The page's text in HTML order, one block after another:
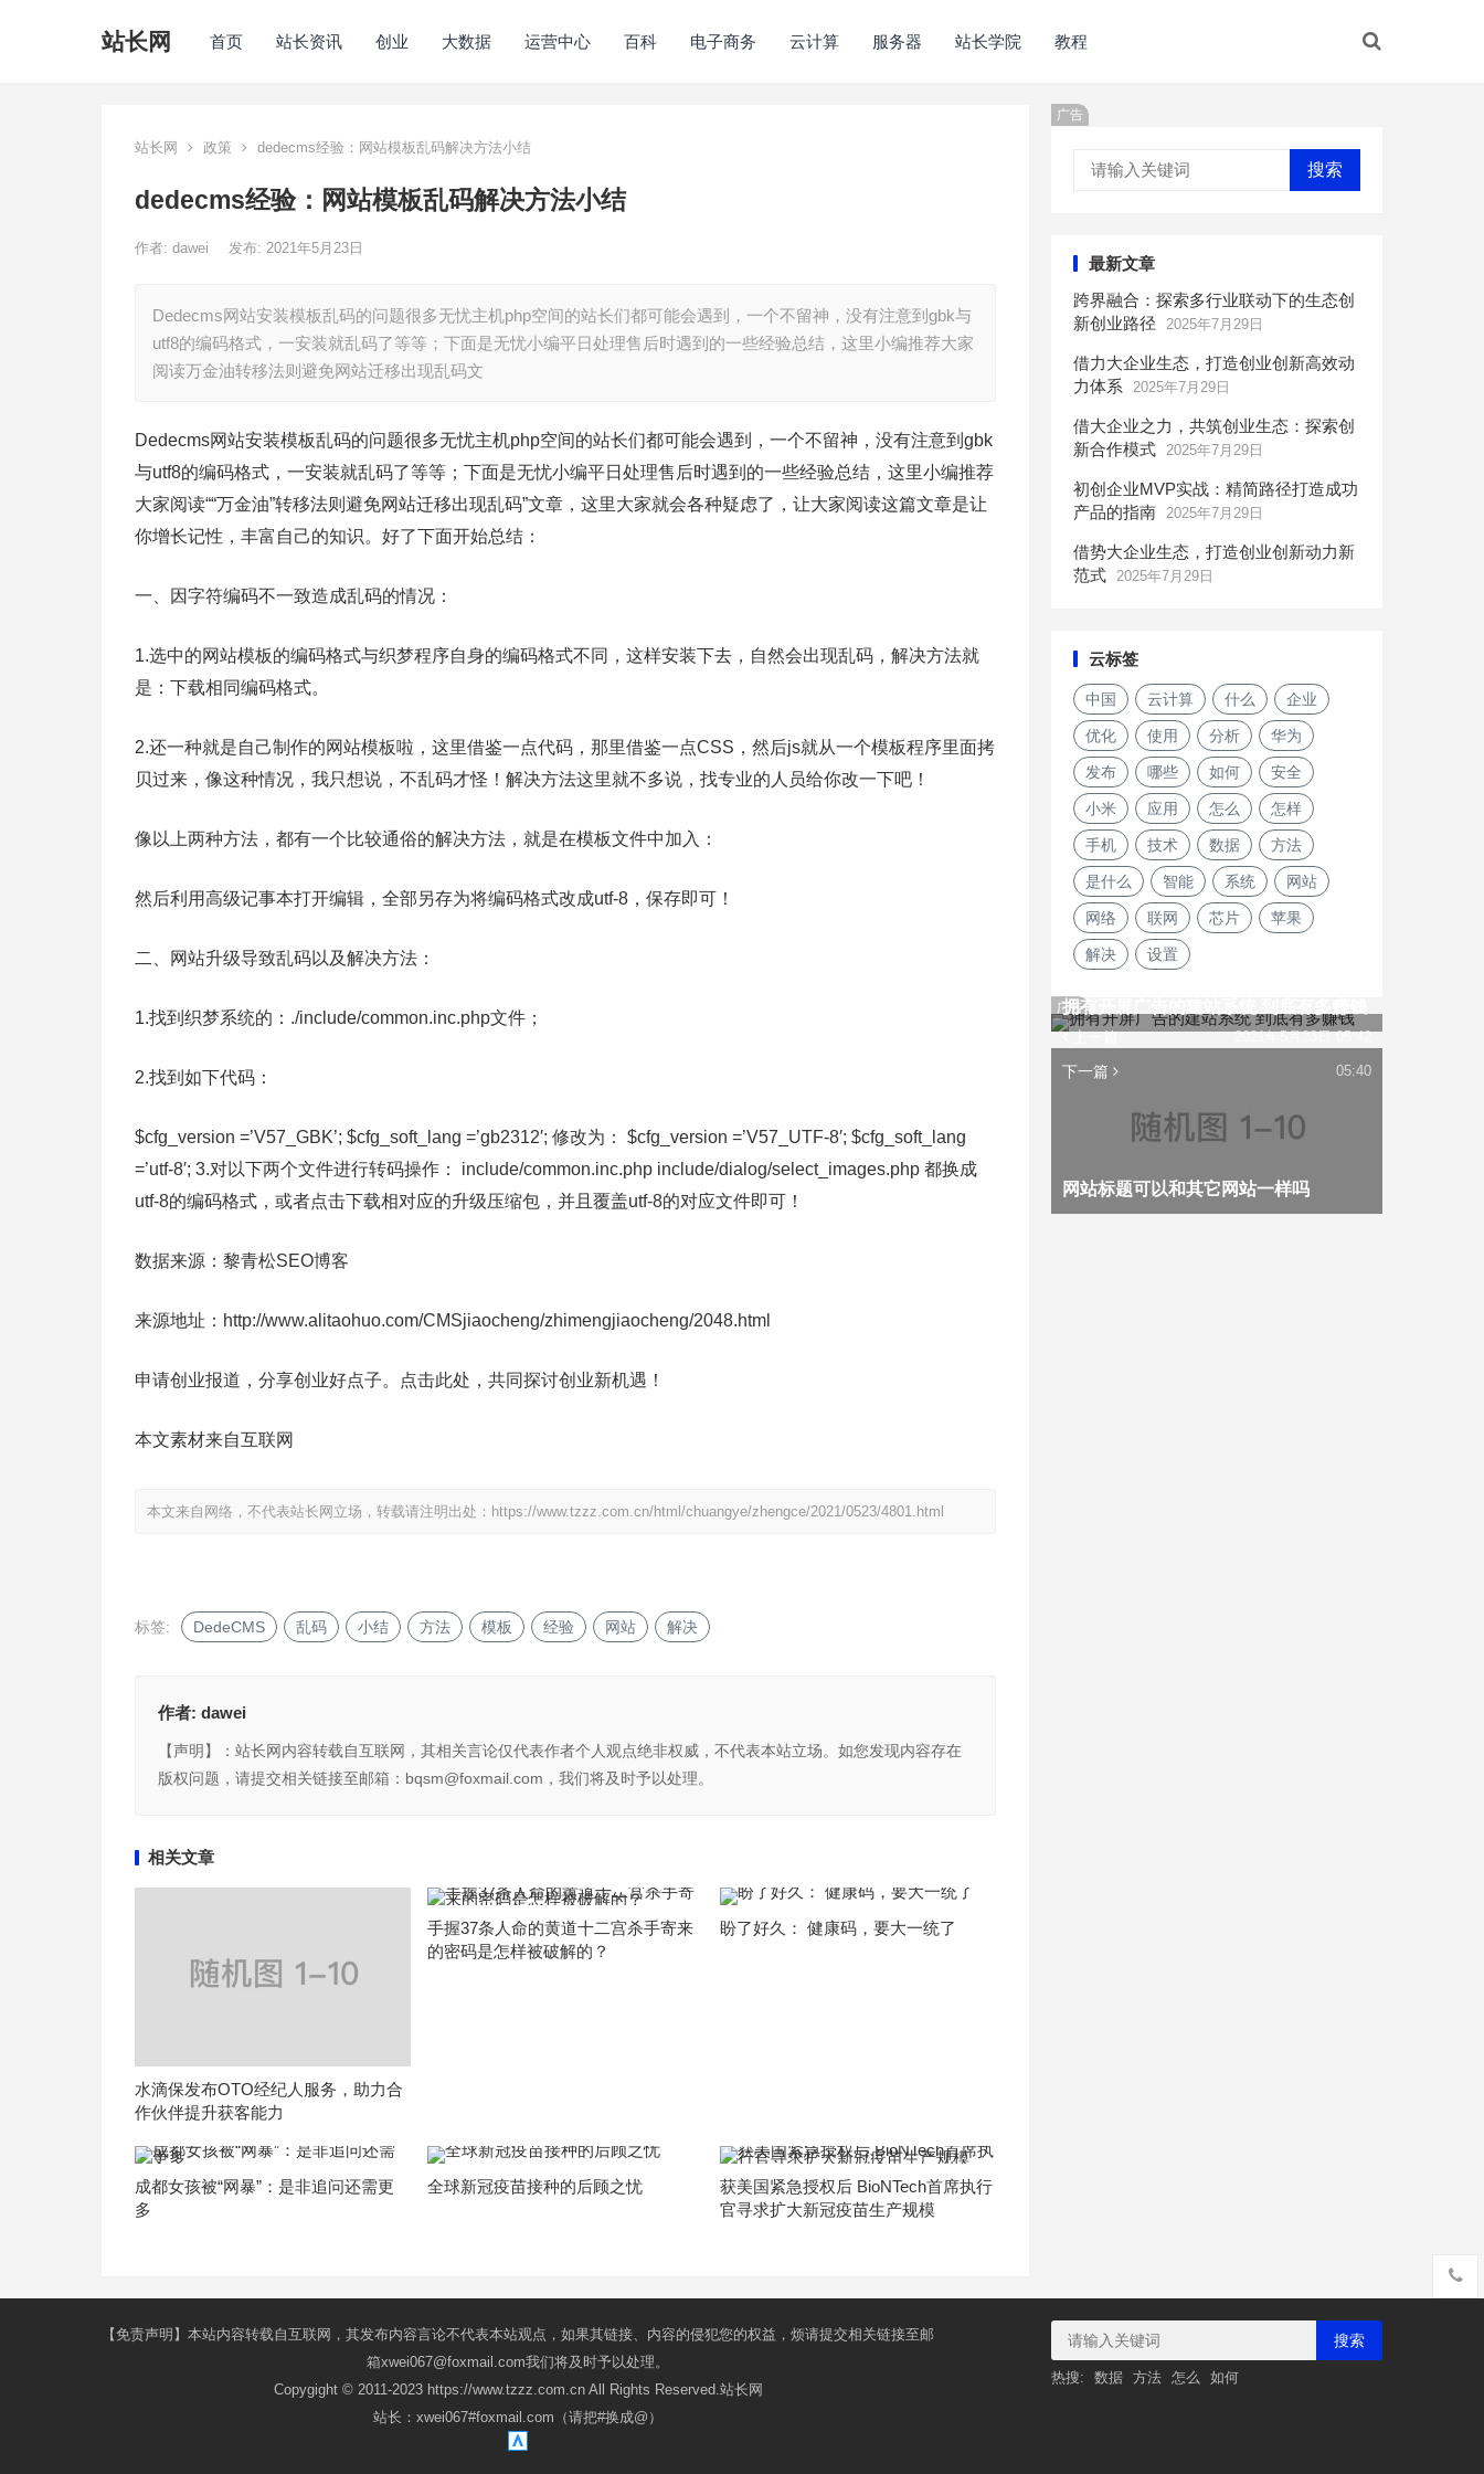
站长网 首页 站长资讯 创业 大数据 运营中心 百科 电子商务 云计算 服务器 站长学院 教程
站长网 政策 dedecms经验：网站模板乱码解决方法小结
dedecms经验：网站模板乱码解决方法小结
作者: dawei 发布: 2021年5月23日
Dedecms网站安装模板乱码的问题很多无忧主机php空间的站长们都可能会遇到，一个不留神，没有注意到gbk与
utf8的编码格式，一安装就乱码了等等；下面是无忧小编平日处理售后时遇到的一些经验总结，这里小编推荐大家
阅读万金油转移法则避免网站迁移出现乱码文
Dedecms网站安装模板乱码的问题很多无忧主机php空间的站长们都可能会遇到，一个不留神，没有注意到gbk
与utf8的编码格式，一安装就乱码了等等；下面是无忧小编平日处理售后时遇到的一些经验总结，这里小编推荐
大家阅读““万金油”转移法则避免网站迁移出现乱码”文章，这里大家就会各种疑虑了，让大家阅读这篇文章是让
你增长记性，丰富自己的知识。好了下面开始总结：
一、因字符编码不一致造成乱码的情况：
1.选中的网站模板的编码格式与织梦程序自身的编码格式不同，这样安装下去，自然会出现乱码，解决方法就
是：下载相同编码格式。
2.还一种就是自己制作的网站模板啦，这里借鉴一点代码，那里借鉴一点CSS，然后js就从一个模板程序里面拷
贝过来，像这种情况，我只想说，不乱码才怪！解决方法这里就不多说，找专业的人员给你改一下吧！
像以上两种方法，都有一个比较通俗的解决方法，就是在模板文件中加入：
然后利用高级记事本打开编辑，全部另存为将编码格式改成utf-8，保存即可！
二、网站升级导致乱码以及解决方法：
1.找到织梦系统的：./include/common.inc.php文件；
2.找到如下代码：
$cfg_version =’V57_GBK’; $cfg_soft_lang =’gb2312′; 修改为： $cfg_version =’V57_UTF-8′; $cfg_soft_lang
=’utf-8′; 3.对以下两个文件进行转码操作： include/common.inc.php include/dialog/select_images.php 都换成
utf-8的编码格式，或者点击下载相对应的升级压缩包，并且覆盖utf-8的对应文件即可！
数据来源：黎青松SEO博客
来源地址：http://www.alitaohuo.com/CMSjiaocheng/zhimengjiaocheng/2048.html
申请创业报道，分享创业好点子。点击此处，共同探讨创业新机遇！
本文素材来自互联网
本文来自网络，不代表站长网立场，转载请注明出处： https://www.tzzz.com.cn/html/chuangye/zhengce/2021/0523/4801.html
标签: DedeCMS 乱码 小结 方法 模板 经验 网站 解决
作者: dawei
【声明】：站长网内容转载自互联网，其相关言论仅代表作者个人观点绝非权威，不代表本站立场。如您发现内容存在
版权问题，请提交相关链接至邮箱：bqsm@foxmail.com，我们将及时予以处理。
相关文章
水滴保发布OTO经纪人服务，助力合
作伙伴提升获客能力
手握37条人命的黄道十二宫杀手寄来
的密码是怎样被破解的？
盼了好久： 健康码，要大一统了
成都女孩被“网暴”：是非追问还需更
多
全球新冠疫苗接种的后顾之忧
获美国紧急授权后 BioNTech首席执行
官寻求扩大新冠疫苗生产规模
广告
搜索
最新文章
跨界融合：探索多行业联动下的生态创
新创业路径
2025年7月29日
借力大企业生态，打造创业创新高效动
力体系
2025年7月29日
借大企业之力，共筑创业生态：探索创
新合作模式 2025年7月29日
初创企业MVP实战：精简路径打造成功
产品的指南 2025年7月29日
借势大企业生态，打造创业创新动力新
范式 2025年7月29日
云标签
中国 云计算 什么 企业
优化 使用 分析 华为
发布 哪些 如何 安全
小米 应用 怎么 怎样
手机 技术 数据 方法
是什么 智能 系统 网站
网络 联网 芯片 苹果
解决 设置
广告
上一篇
拥有开屏广告的建站系统 到底有多赚钱
2021年5月23日 05:42
下一篇
网站标题可以和其它网站一样吗
05:40
【免责声明】本站内容转载自互联网，其发布内容言论不代表本站观点，如果其链接、内容的侵犯您的权益，烦请提交相关链接至邮
箱xwei067@foxmail.com我们将及时予以处理。
Copygight © 2011-2023 https://www.tzzz.com.cn All Rights Reserved.站长网
站长：xwei067#foxmail.com（请把#换成@）
搜索
热搜: 数据 方法 怎么 如何